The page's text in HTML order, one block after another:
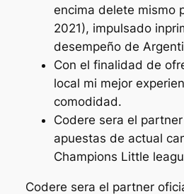
encima delete mismo
2021), impulsado
desempeño de
Con el finalidad de
local mi mejor
comodidad.
Codere sera el
apuestas de actual
Champions Little
Codere sera el partner